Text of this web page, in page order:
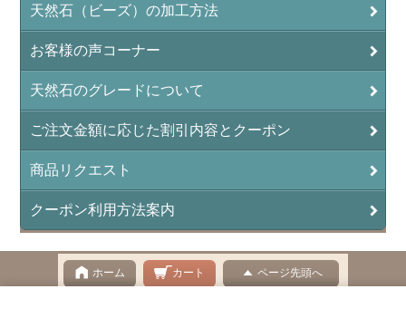
インディアンアゲート(Indian Agate)
エメラルド(emerald/翠玉)
エレスチャル(elestial/骸骨水晶)
オーロラクォーツ(レインボー水晶)
オニキス(ブラック)(Black Onyx)
オブシディアン（黒曜石/Obsidian）
オフィカルサイト（蛇灰岩/Ophicalcite）
天然石（ビーズ）の加工方法
お客様の声コーナー
天然石のグレードについて
ご注文金額に応じた割引内容とクーポン
商品リクエスト
クーポン利用方法案内
ホーム カート ページ先頭へ